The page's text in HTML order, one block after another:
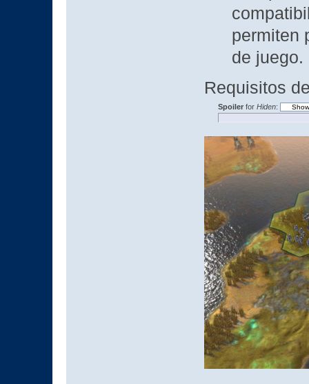
permiten
de juego.
Requisitos
Spoilerfor Hiden: